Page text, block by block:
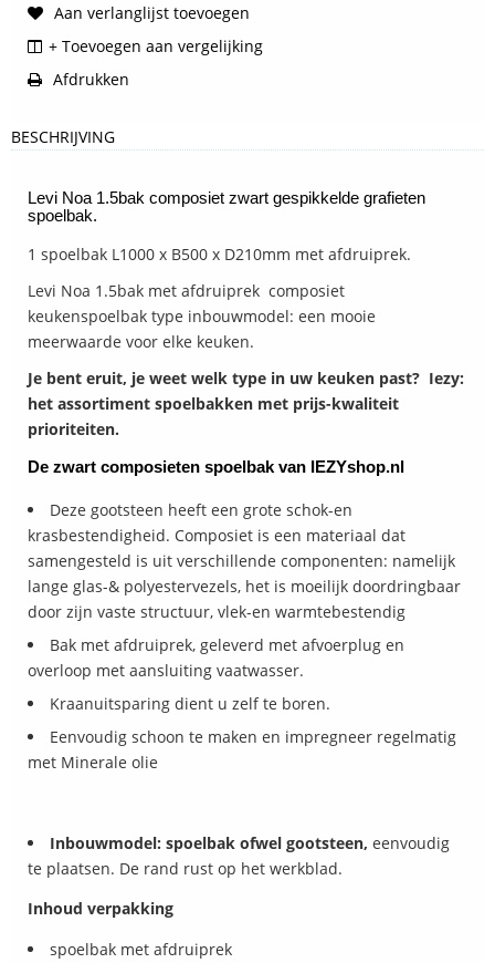
Aan verlanglijst toevoegen
+ Toevoegen aan vergelijking
Afdrukken
BESCHRIJVING
Levi Noa 1.5bak composiet zwart gespikkelde grafieten
spoelbak.
1 spoelbak L1000 x B500 x D210mm met afdruiprek.
Levi Noa 1.5bak met afdruiprek composiet
keukenspoelbak type inbouwmodel: een mooie
meerwaarde voor elke keuken.
Je bent eruit, je weet welk type in uw keuken past? Iezy:
het assortiment spoelbakken met prijs-kwaliteit
prioriteiten.
De zwart composieten spoelbak van IEZYshop.nl
Deze gootsteen heeft een grote schok-en
krasbestendigheid. Composiet is een materiaal dat
samengesteld is uit verschillende componenten: namelijk
lange glas-& polyestervezels, het is moeilijk doordringbaar
door zijn vaste structuur, vlek-en warmtebestendig
Bak met afdruiprek, geleverd met afvoerplug en
overloop met aansluiting vaatwasser.
Kraanuitsparing dient u zelf te boren.
Eenvoudig schoon te maken en impregneer regelmatig
met Minerale olie
Inbouwmodel: spoelbak ofwel gootsteen, eenvoudig
te plaatsen. De rand rust op het werkblad.
Inhoud verpakking
spoelbak met afdruiprek